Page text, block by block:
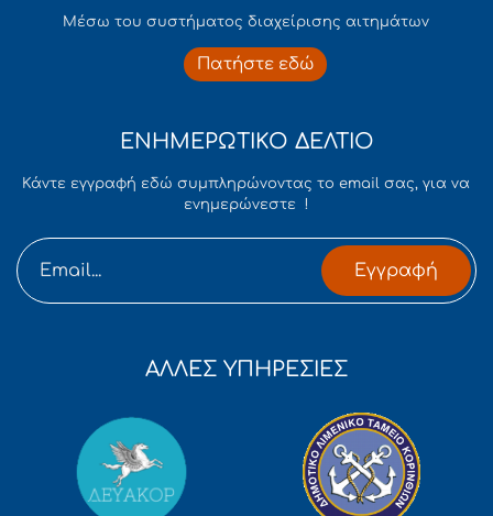
Mέσω του συστήματος διαχείρισης αιτημάτων
Πατήστε εδώ
ΕΝΗΜΕΡΩΤΙΚΟ ΔΕΛΤΙΟ
Κάντε εγγραφή εδώ συμπληρώνοντας το email σας, για να
ενημερώνεστε !
Εγγραφή
ΑΛΛΕΣ ΥΠΗΡΕΣΙΕΣ